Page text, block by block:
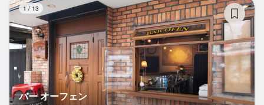
1 / 13
バー オーフェン